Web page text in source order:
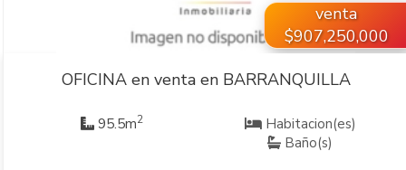
venta
$907,250,000
OFICINA en venta en BARRANQUILLA
95.5m2
Habitacion(es)
Baño(s)